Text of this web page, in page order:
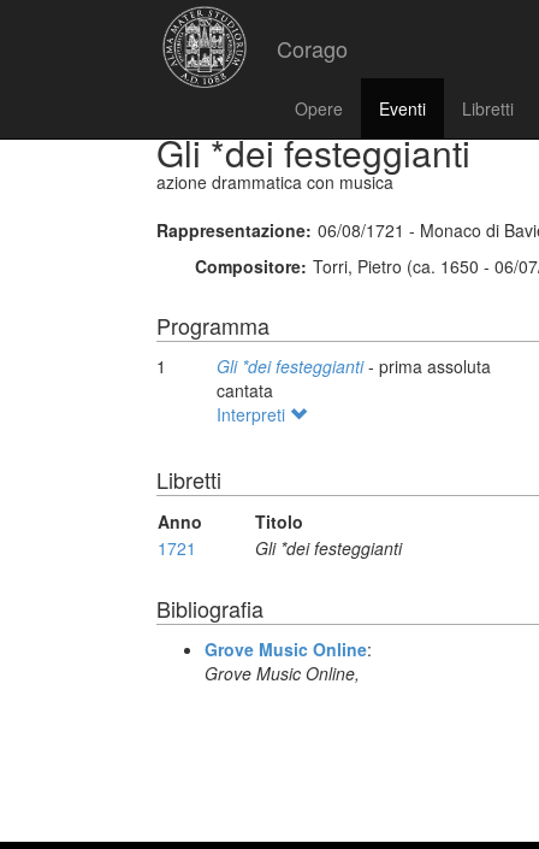
Corago
Opere Eventi Libretti
Gli *dei festeggianti
azione drammatica con musica
Rappresentazione: 06/08/1721 - Monaco di
Compositore: Torri, Pietro (ca. 1650 - 06/
Programma
1 Gli *dei festeggianti- prima assoluta
cantata
Interpreti
Libretti
Anno
Titolo
1721
Gli *dei festeggianti
Bibliografia
Grove Music Online:
Grove Music Online,